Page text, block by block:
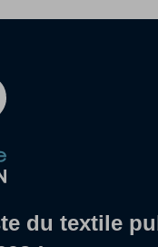
du textile